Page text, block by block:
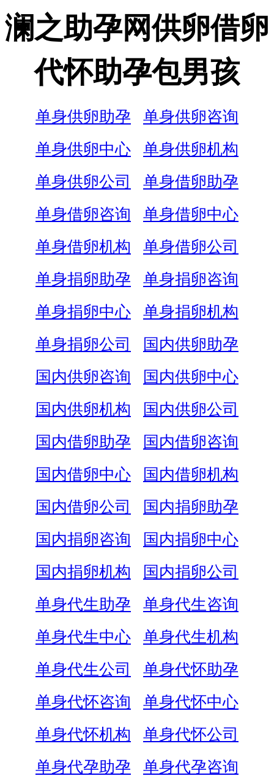
澜之助孕网供卵借卵
代怀助孕包男孩
单身供卵助孕
单身供卵咨询
单身供卵中心
单身供卵机构
单身供卵公司
单身借卵助孕
单身借卵咨询
单身借卵中心
单身借卵机构
单身借卵公司
单身捐卵助孕
单身捐卵咨询
单身捐卵中心
单身捐卵机构
单身捐卵公司
国内供卵助孕
国内供卵咨询
国内供卵中心
国内供卵机构
国内供卵公司
国内借卵助孕
国内借卵咨询
国内借卵中心
国内借卵机构
国内借卵公司
国内捐卵助孕
国内捐卵咨询
国内捐卵中心
国内捐卵机构
国内捐卵公司
单身代生助孕
单身代生咨询
单身代生中心
单身代生机构
单身代生公司
单身代怀助孕
单身代怀咨询
单身代怀中心
单身代怀机构
单身代怀公司
单身代孕助孕
单身代孕咨询